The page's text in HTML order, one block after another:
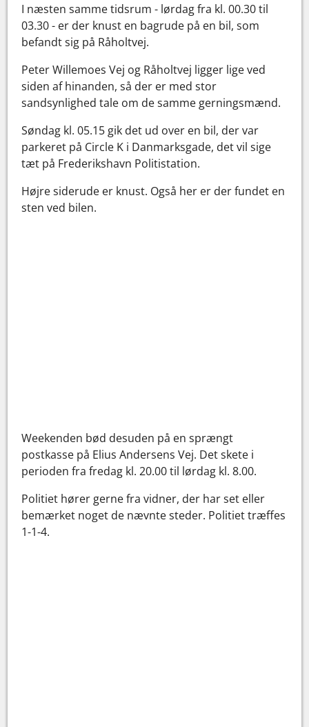
I næsten samme tidsrum - lørdag fra kl. 00.30 til
03.30 - er der knust en bagrude på en bil, som
befandt sig på Råholtvej.
Peter Willemoes Vej og Råholtvej ligger lige ved
siden af hinanden, så der er med stor
sandsynlighed tale om de samme gerningsmænd.
Søndag kl. 05.15 gik det ud over en bil, der var
parkeret på Circle K i Danmarksgade, det vil sige
tæt på Frederikshavn Politistation.
Højre siderude er knust. Også her er der fundet en
sten ved bilen.
Weekenden bød desuden på en sprængt
postkasse på Elius Andersens Vej. Det skete i
perioden fra fredag kl. 20.00 til lørdag kl. 8.00.
Politiet hører gerne fra vidner, der har set eller
bemærket noget de nævnte steder. Politiet træffes
1-1-4.